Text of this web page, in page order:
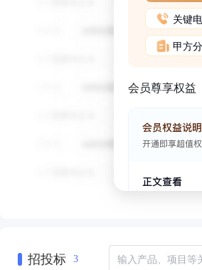
关键
甲方
会员尊享权益
招投标 3